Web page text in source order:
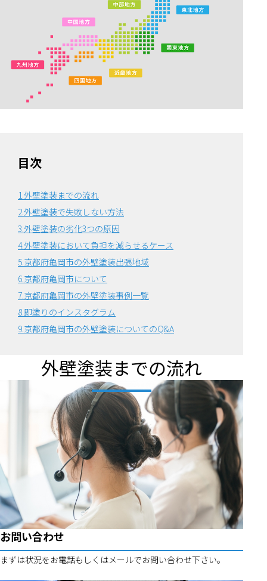
目次
1.外壁塗装までの流れ
2.外壁塗装で失敗しない方法
3.外壁塗装の劣化3つの原因
4.外壁塗装において負担を減らせるケース
5.京都府亀岡市の外壁塗装出張地域
6.京都府亀岡市について
7.京都府亀岡市の外壁塗装事例一覧
8.即塗りのインスタグラム
9.京都府亀岡市の外壁塗装についてのQ&A
外壁塗装までの流れ
お問い合わせ
まずは状況をお電話もしくはメールでお問い合わせ下さい。